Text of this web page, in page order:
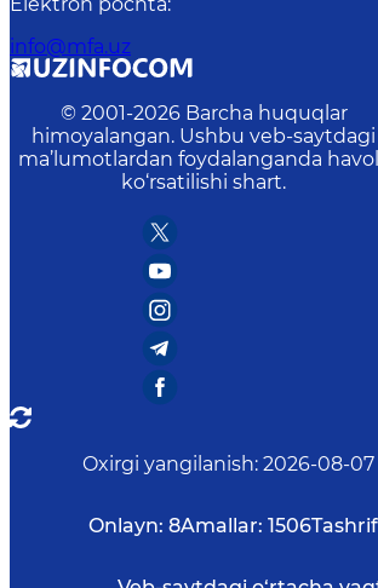
info@mfa.uz
© 2001-2026 Barcha huquqlar
himoyalangan. Ushbu veb-saytdagi
ma’lumotlardan foydalanganda
ko‘rsatilishi shart.
Oxirgi yangilanish: 2026-08-07
Onlayn: 8Amallar: 1506